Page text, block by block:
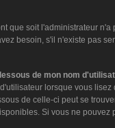
que soit l'administrateur
besoin, s'il n'existe pas
de mon nom
lorsque vous
de celle-ci peut se
Si vous ne